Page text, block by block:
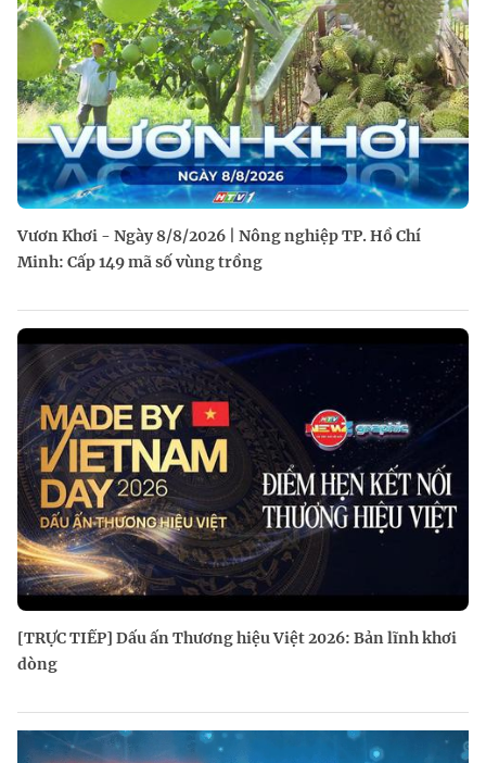
Vươn Khơi - Ngày 8/8/2026 | Nông nghiệp TP. Hồ Chí
Minh: Cấp 149 mã số vùng trồng
[TRỰC TIẾP] Dấu ấn Thương hiệu Việt 2026: Bản lĩnh khơi
dòng